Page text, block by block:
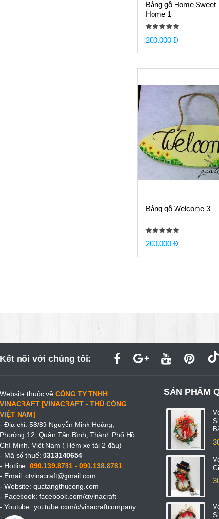
Bảng gỗ Home Sweet
Home 1
200.000 Đ
Bảng gỗ Welcome 3
200.000 Đ
Kết nối với chúng tôi:
Website thuộc về CÔNG TY TNHH
VINACRAFT [VINACRAFT - THỦ CÔNG
VIỆT NAM]
- Địa chỉ: 58/89 Nguyễn Minh Hoàng,
Phường 12, Quận Tân Bình, Thành Phố Hồ
Chí Minh, Việt Nam ( Hẻm xe tải 2 đầu)
- Mã số thuế: 0313140654
- Hotline: 090.139.8781 - 090.138.8781
- Email: ctvinacraft@gmail.com
- Website: quatangthucong.com
- Facebook: facebook.com/ctvinacraft
- Youtube: youtube.com/c/vinacraftcompany
SẢN PHẨM